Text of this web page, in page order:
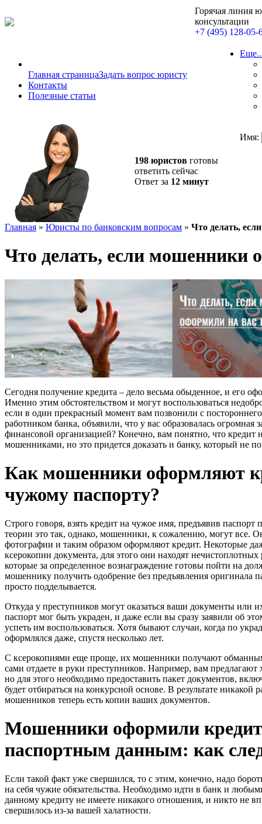
Горячая линия
консультации
+7 (495) 128-05-
Главная страницаЗадать вопрос юристу
Контакты
Полезные статьи
198 юристов готовы
ответить сейчас
Ответ за 12 минут
Имя:
Главная » Юристы по банковским вопросам » Что делать,
Что делать, если мошенники
Сегодня получение кредита – дело весьма обыденное, и его
Именно этим обстоятельством и могут воспользоваться
если в один прекрасный момент вам позвонили с
работником банка, объявили, что у вас образовалась огромная
финансовой организацией? Конечно, вам понятно, что
мошенниками, но это придется доказать и банку, который не
Как мошенники оформляют
чужому паспорту?
Строго говоря, взять кредит на чужое имя, предъявив
теории это так, однако, мошенники, к сожалению, могут все.
фотографии и таким образом оформляют кредит. Некоторые
ксерокопии документа, для этого они находят
которые за определенное вознаграждение готовы пойти на
мошеннику получить одобрение без предъявления оригинала
просто подделывается.
Откуда у преступников могут оказаться ваши документы или
паспорт мог быть украден, и даже если вы сразу заявили об
успеть им воспользоваться. Хотя бывают случаи, когда по
оформлялся даже, спустя несколько лет.
С ксерокопиями еще проще, их мошенники получают
сами отдаете в руки преступников. Например, вам
но для этого необходимо предоставить пакет документов,
будет отбираться на конкурсной основе. В результате никакой
мошенников теперь есть копии ваших документов.
Мошенники оформили
паспортным данным: как
Если такой факт уже свершился, то с этим, конечно, надо
на себя чужие обязательства. Необходимо идти в банк и
данному кредиту не имеете никакого отношения, и никто не
свершилось из-за вашей халатности.